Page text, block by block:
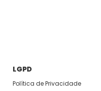
LGPD
Política de Privacidade